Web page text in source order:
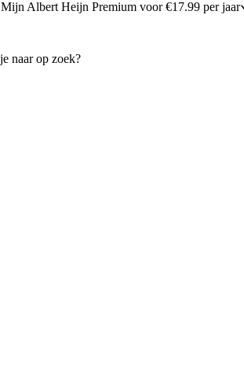
Mijn Albert Heijn Premium voor €17.99 per jaar